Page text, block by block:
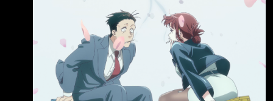
一間在血汗公司上班的中年大叔佐佐木，在下班
後會去逛超市，單純的以 看著笑容可愛 待人和
善的山田小姐當作自己的治癒泉源 (沒戀愛情感
佐佐木真的就是當自己心靈治癒) 可是有一天 當
山田小姐沒上班的時候 但卻在超市後面遇到另
外一個店員 田山小姐 在田山知道佐佐木的想法